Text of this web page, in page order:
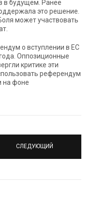
в будущем. Ранее
это решение.
может участвовать
о вступлении в ЕС
Оппозиционные
критике эти
референдум
на фоне
СЛЕДУЮЩИЙ